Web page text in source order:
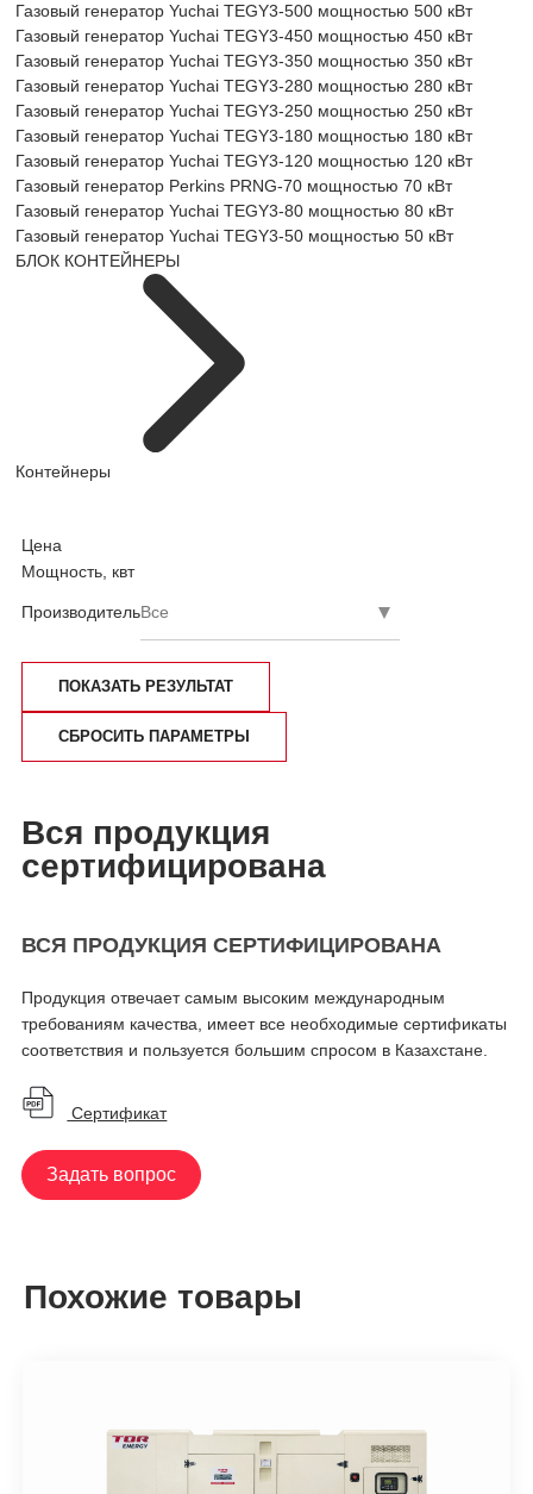
Газовый генератор Yuchai TEGY3-500 мощностью 500 кВт
Газовый генератор Yuchai TEGY3-450 мощностью 450 кВт
Газовый генератор Yuchai TEGY3-350 мощностью 350 кВт
Газовый генератор Yuchai TEGY3-280 мощностью 280 кВт
Газовый генератор Yuchai TEGY3-250 мощностью 250 кВт
Газовый генератор Yuchai TEGY3-180 мощностью 180 кВт
Газовый генератор Yuchai TEGY3-120 мощностью 120 кВт
Газовый генератор Perkins PRNG-70 мощностью 70 кВт
Газовый генератор Yuchai TEGY3-80 мощностью 80 кВт
Газовый генератор Yuchai TEGY3-50 мощностью 50 кВт
БЛОК КОНТЕЙНЕРЫ
Контейнеры
Цена
Мощность, квт
Производитель
Вся продукция
сертифицирована
ВСЯ ПРОДУКЦИЯ СЕРТИФИЦИРОВАНА
Продукция отвечает самым высоким международным
требованиям качества, имеет все необходимые сертификаты
соответствия и пользуется большим спросом в Казахстане.
Сертификат
Задать вопрос
Похожие товары